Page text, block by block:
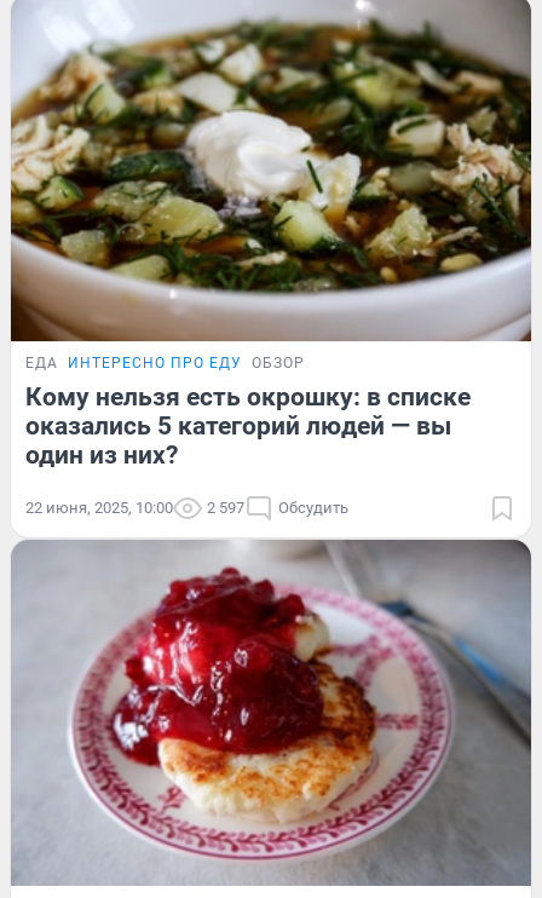
ЕДА ИНТЕРЕСНО ПРО ЕДУ ОБЗОР
Кому нельзя есть окрошку: в списке
оказались 5 категорий людей — вы
один из них?
22 июня, 2025, 10:00 2 597 Обсудить